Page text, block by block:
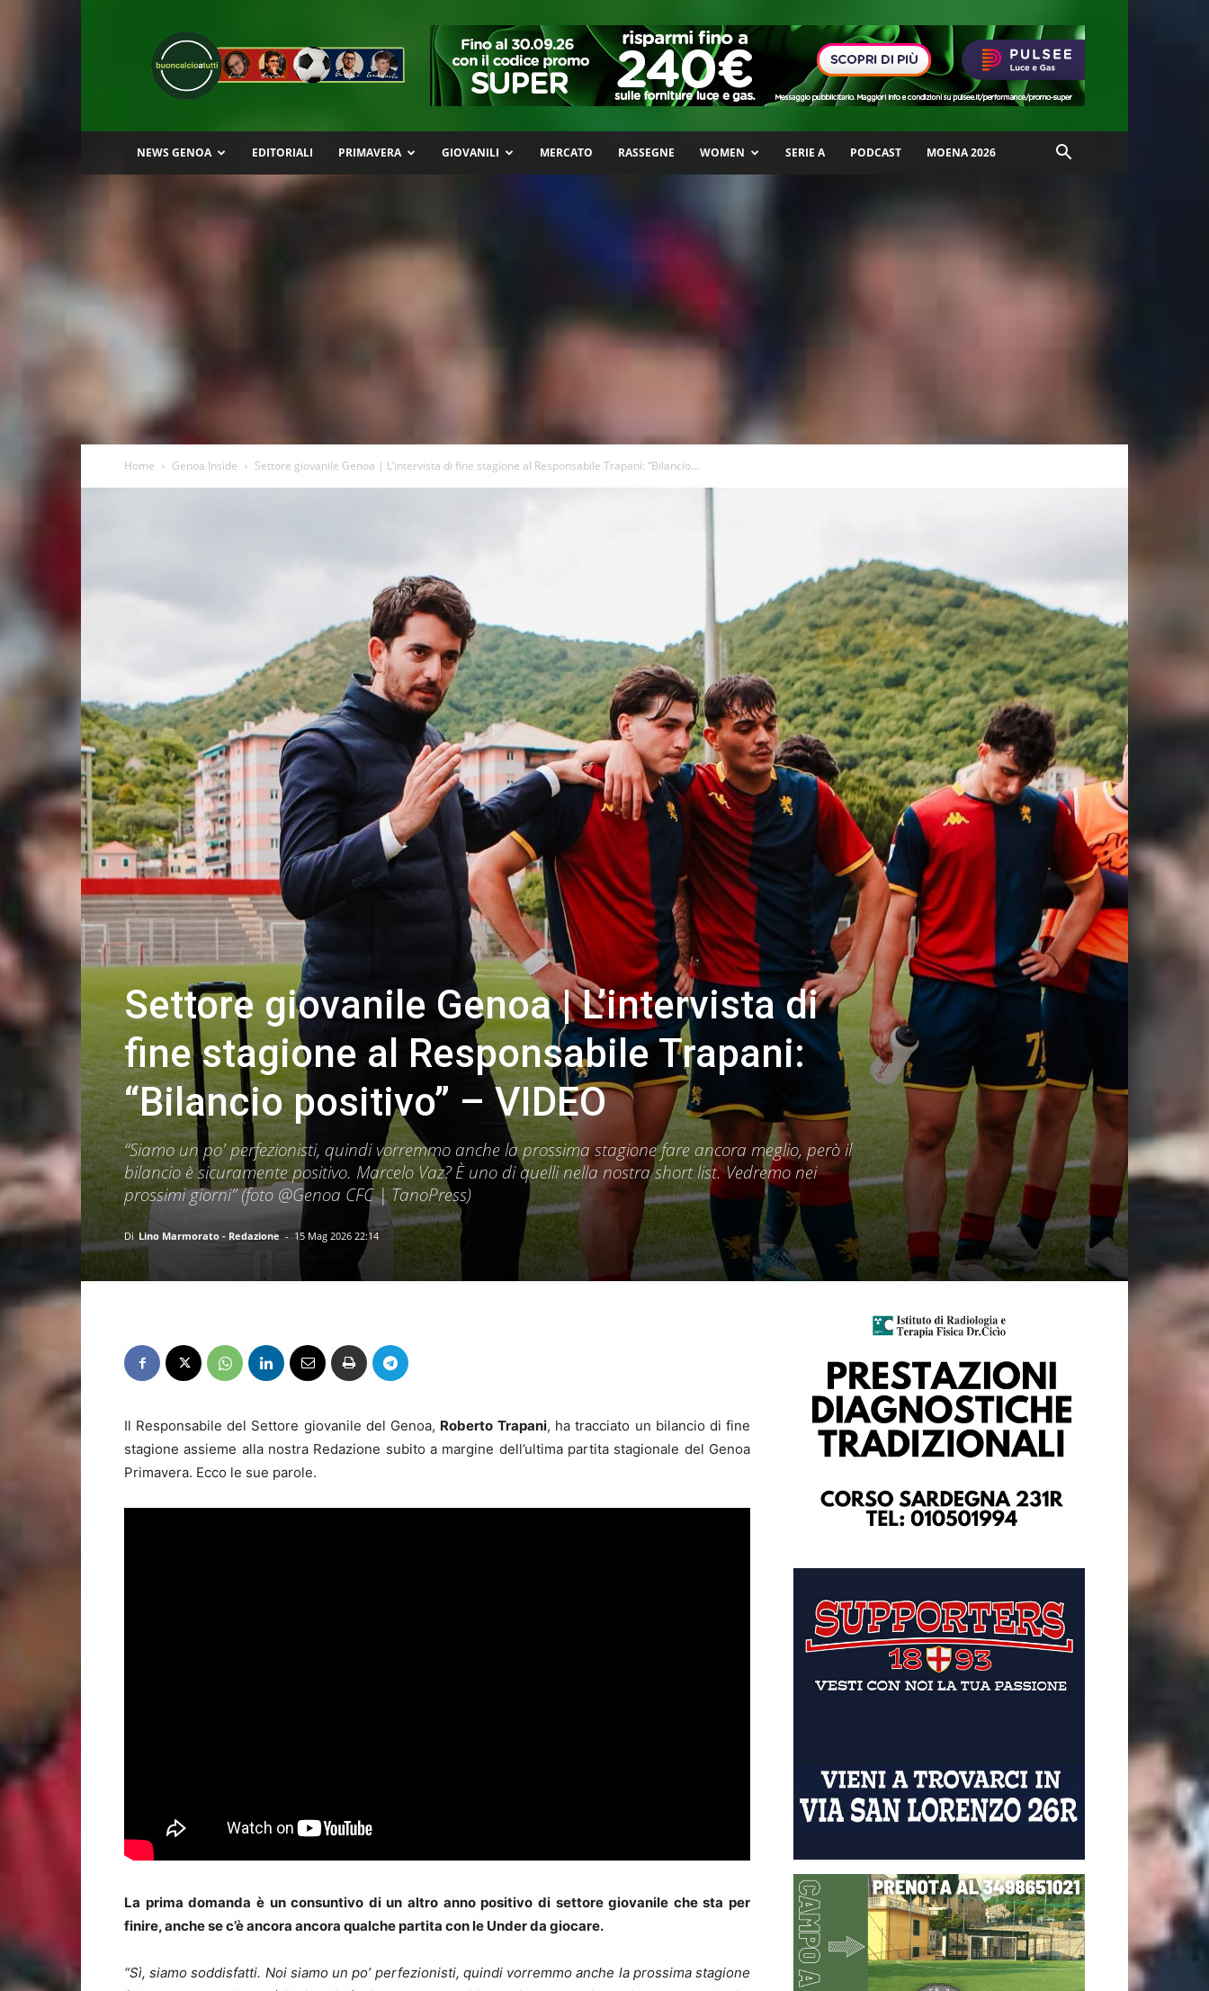
Buon
Calcio
a
Tutti
NEWS GENOA EDITORIALI PRIMAVERA GIOVANILI MERCATO RASSEGNE WOMEN SERIE A PODCAST MOENA 2026
Home Genoa Inside Settore giovanile Genoa | L’intervista di fine stagione al Responsabile Trapani: “Bilancio...
Settore giovanile Genoa | L’intervista di
fine stagione al Responsabile Trapani:
“Bilancio positivo” – VIDEO
“Siamo un po' perfezionisti, quindi vorremmo anche la prossima stagione fare ancora meglio, però il
bilancio è sicuramente positivo. Marcelo Vaz? È uno di quelli nella nostra short list. Vedremo nei
prossimi giorni” (foto @Genoa CFC | TanoPress)
Di Lino Marmorato - Redazione - 15 Mag 2026 22:14
Il Responsabile del Settore giovanile del Genoa, Roberto Trapani, ha tracciato un bilancio di fine
stagione assieme alla nostra Redazione subito a margine dell’ultima partita stagionale del Genoa
Primavera. Ecco le sue parole.
La prima domanda è un consuntivo di un altro anno positivo di settore giovanile che sta per
finire, anche se c’è ancora ancora qualche partita con le Under da giocare.
“Sì, siamo soddisfatti. Noi siamo un po’ perfezionisti, quindi vorremmo anche la prossima stagione